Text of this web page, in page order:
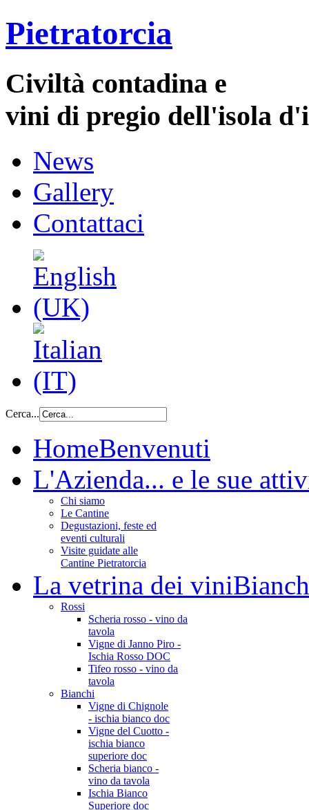
Pietratorcia
Civiltà contadina e
vini di pregio dell'isola
News
Gallery
Contattaci
Cerca...
HomeBenvenuti
L'Azienda... e le sue
Chi siamo
Le Cantine
Degustazioni, feste ed
eventi culturali
Visite guidate alle
Cantine Pietratorcia
La vetrina dei vini
Rossi
Scheria rosso - vino da
tavola
Vigne di Janno Piro -
Ischia Rosso DOC
Tifeo rosso - vino da
tavola
Bianchi
Vigne di Chignole
- ischia bianco doc
Vigne del Cuotto -
ischia bianco
superiore doc
Scheria bianco -
vino da tavola
Ischia Bianco
Superiore doc